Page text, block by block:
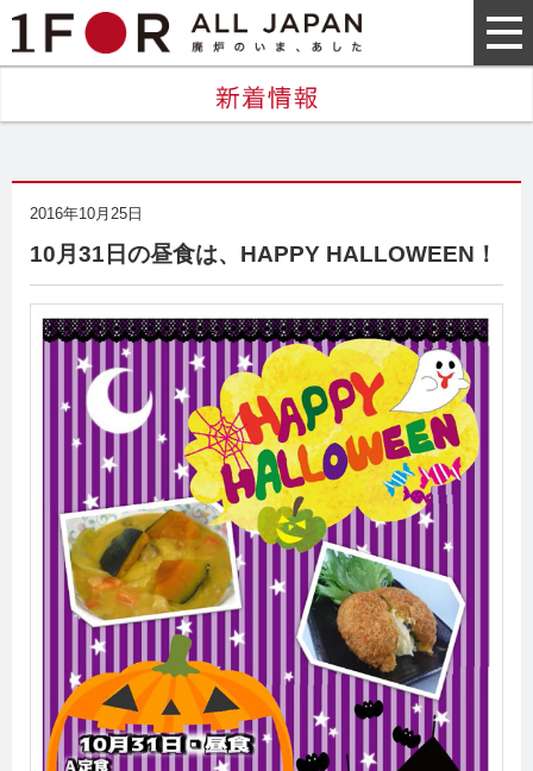
2016年10月25日
10月31日の昼食は、HAPPY HALLOWEEN！